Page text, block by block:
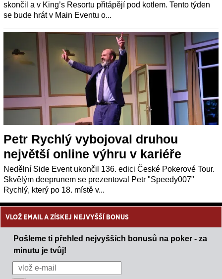
skončil a v King’s Resortu přitápějí pod kotlem. Tento týden
se bude hrát v Main Eventu o...
Petr Rychlý vybojoval druhou
největší online výhru v kariéře
Nedělní Side Event ukončil 136. edici České Pokerové Tour.
Skvělým deeprunem se prezentoval Petr "Speedy007"
Rychlý, který po 18. místě v...
VLOŽ EMAIL A ZÍSKEJ NEJVYŠŠÍ BONUS
Pošleme ti přehled nejvyšších bonusů na poker - za
minutu je tvůj!